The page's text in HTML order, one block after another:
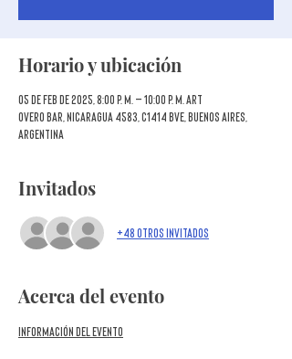
Horario y ubicación
05 de feb de 2025, 8:00 p. m. – 10:00 p. m. ART
Overo Bar, Nicaragua 4583, C1414 BVE, Buenos Aires,
Argentina
Invitados
+48 otros invitados
Acerca del evento
Información del evento